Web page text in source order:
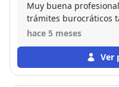
Muy buena
trámites burocráticos
provincial o estatal. Y
ella me despreocupe
gestiono ella
hace 5 meses
Ver